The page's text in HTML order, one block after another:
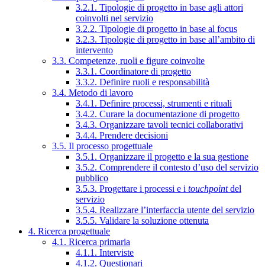
3.2.1. Tipologie di progetto in base agli attori
coinvolti nel servizio
3.2.2. Tipologie di progetto in base al focus
3.2.3. Tipologie di progetto in base all’ambito di
intervento
3.3. Competenze, ruoli e figure coinvolte
3.3.1. Coordinatore di progetto
3.3.2. Definire ruoli e responsabilità
3.4. Metodo di lavoro
3.4.1. Definire processi, strumenti e rituali
3.4.2. Curare la documentazione di progetto
3.4.3. Organizzare tavoli tecnici collaborativi
3.4.4. Prendere decisioni
3.5. Il processo progettuale
3.5.1. Organizzare il progetto e la sua gestione
3.5.2. Comprendere il contesto d’uso del servizio
pubblico
3.5.3. Progettare i processi e i touchpointdel
servizio
3.5.4. Realizzare l’interfaccia utente del servizio
3.5.5. Validare la soluzione ottenuta
4. Ricerca progettuale
4.1. Ricerca primaria
4.1.1. Interviste
4.1.2. Questionari